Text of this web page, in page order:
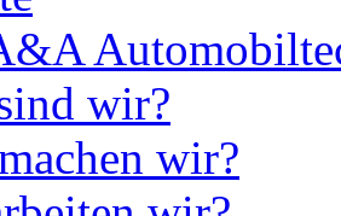
wir?
wir?